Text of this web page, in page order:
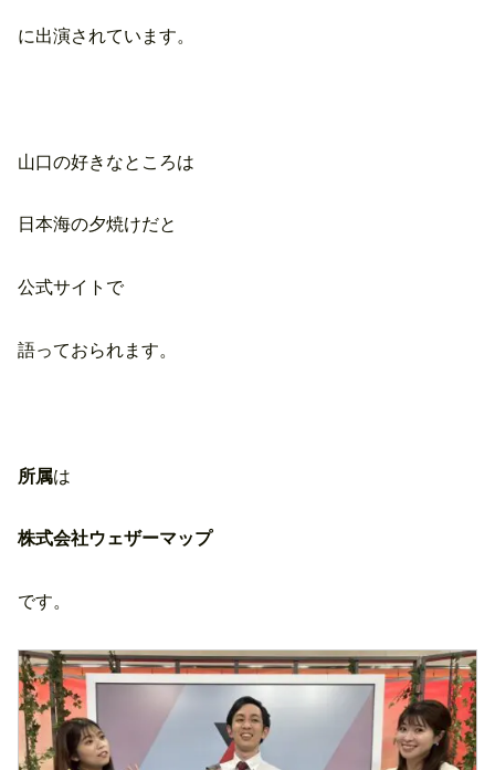
に出演されています。
山口の好きなところは
日本海の夕焼けだと
公式サイトで
語っておられます。
所属は
株式会社ウェザーマップ
です。